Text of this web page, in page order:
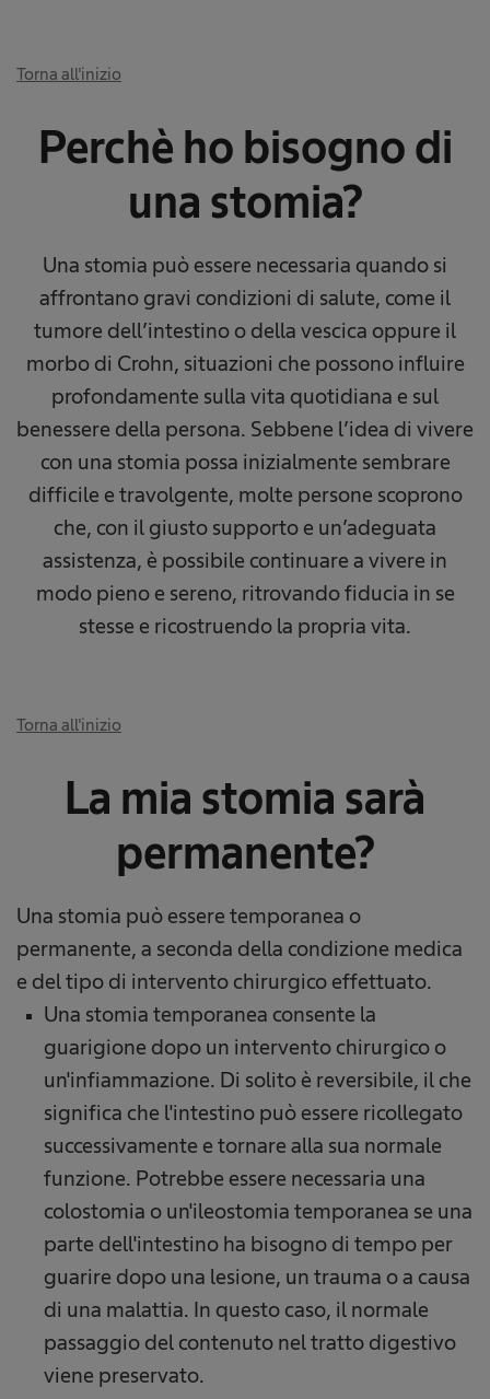
Torna all'inizio
Perchè ho bisogno di
una stomia?
Una stomia può essere necessaria quando si
affrontano gravi condizioni di salute, come il
tumore dell’intestino o della vescica oppure il
morbo di Crohn, situazioni che possono influire
profondamente sulla vita quotidiana e sul
benessere della persona. Sebbene l’idea di vivere
con una stomia possa inizialmente sembrare
difficile e travolgente, molte persone scoprono
che, con il giusto supporto e un’adeguata
assistenza, è possibile continuare a vivere in
modo pieno e sereno, ritrovando fiducia in se
stesse e ricostruendo la propria vita.
Torna all'inizio
La mia stomia sarà
permanente?​
Una stomia può essere temporanea o
permanente, a seconda della condizione medica
e del tipo di intervento chirurgico effettuato.
Una stomia temporanea consente la
guarigione dopo un intervento chirurgico o
un'infiammazione. Di solito è reversibile, il che
significa che l'intestino può essere ricollegato
successivamente e tornare alla sua normale
funzione. Potrebbe essere necessaria una
colostomia o un'ileostomia temporanea se una
parte dell'intestino ha bisogno di tempo per
guarire dopo una lesione, un trauma o a causa
di una malattia. In questo caso, il normale
passaggio del contenuto nel tratto digestivo
viene preservato.